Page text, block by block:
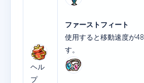
ヘル
プ
ファーストフィート
使用すると移動速度が
す。